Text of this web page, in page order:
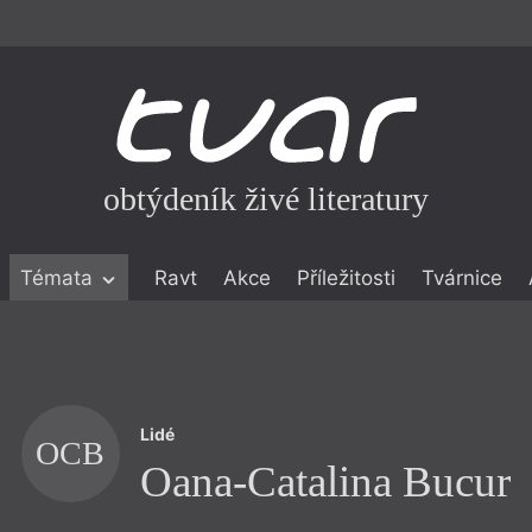
obtýdeník živé literatury
Témata Ravt Akce Příležitosti Tvárnice
OCB Lidé
Oana-Catalina Bucur